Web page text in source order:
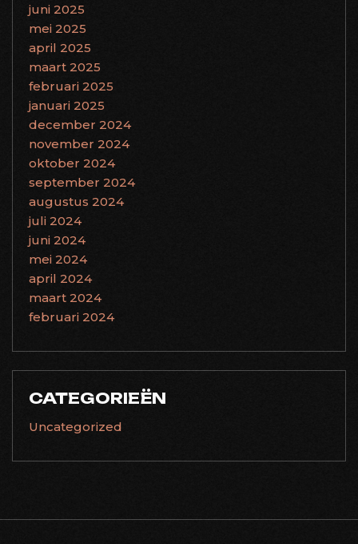
juni 2025
mei 2025
april 2025
maart 2025
februari 2025
januari 2025
december 2024
november 2024
oktober 2024
september 2024
augustus 2024
juli 2024
juni 2024
mei 2024
april 2024
maart 2024
februari 2024
CATEGORIEËN
Uncategorized